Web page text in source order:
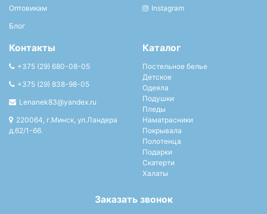
Оптовикам
Блог
Instagram
Контакты
+375 (29) 680-08-05
+375 (29) 838-98-05
Lenanek83@yandex.ru
220064, г.Минск, ул.Ландера
д.62/1-66.
Каталог
Постельное белье
Детское
Одеяла
Подушки
Пледы
Наматрасники
Покрывала
Полотенца
Подарки
Скатерти
Халаты
Заказать звонок